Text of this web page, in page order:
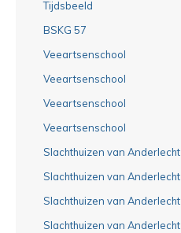
Tijdsbeeld
BSKG 57
Veeartsenschool
Veeartsenschool
Veeartsenschool
Veeartsenschool
Slachthuizen van Anderlecht
Slachthuizen van Anderlecht
Slachthuizen van Anderlecht
Slachthuizen van Anderlecht